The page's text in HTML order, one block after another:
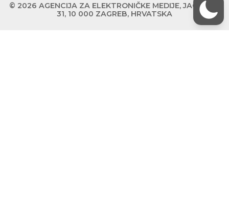
© 2026 AGENCIJA ZA ELEKTRONIČKE MEDIJE, JAGIĆEVA
31, 10 000 ZAGREB, HRVATSKA